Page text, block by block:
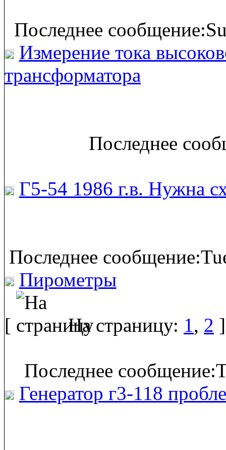
Последнее
Измерение тока
трансформатора
Последнее
Г5-54 1986 г.в. Нужна
Последнее
Пирометры
[ На страницу: 1, 2 ]
Последнее
Генератор г3-118